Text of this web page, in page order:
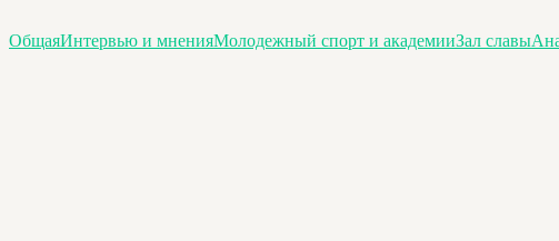
ОбщаяИнтервью и мненияМолодежный спорт и академииЗал славы